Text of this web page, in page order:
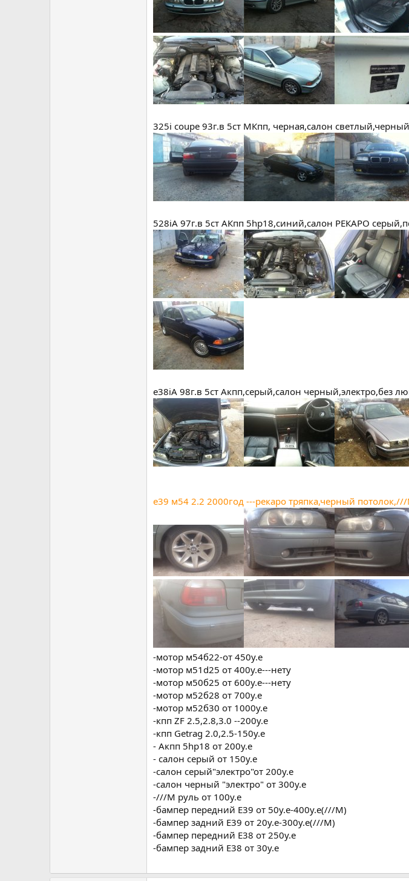
325i coupe 93г.в 5ст МКпп, черная,салон
528iA 97г.в 5ст АКпп 5hp18,синий,салон РЕКАРО
е38iA 98г.в 5ст Акпп,серый,салон черный,электро,без
е39 м54 2.2 2000год ---рекаро тряпка,черный
-мотор м54б22-от 450у.е
-мотор м51d25 от 400у.е---нету
-мотор м50б25 от 600у.е---нету
-мотор м52б28 от 700у.е
-мотор м52б30 от 1000у.е
-кпп ZF 2.5,2.8,3.0 --200у.е
-кпп Getrag 2.0,2.5-150у.е
- Акпп 5hp18 от 200у.е
- салон серый от 150у.е
-салон серый"электро"от 200у.е
-салон черный "электро" от 300у.е
-///М руль от 100у.е
-бампер передний Е39 от 50у.е-400у.е(///М)
-бампер задний Е39 от 20у.е-300у.е(///М)
-бампер передний Е38 от 250у.е
-бампер задний Е38 от 30у.е